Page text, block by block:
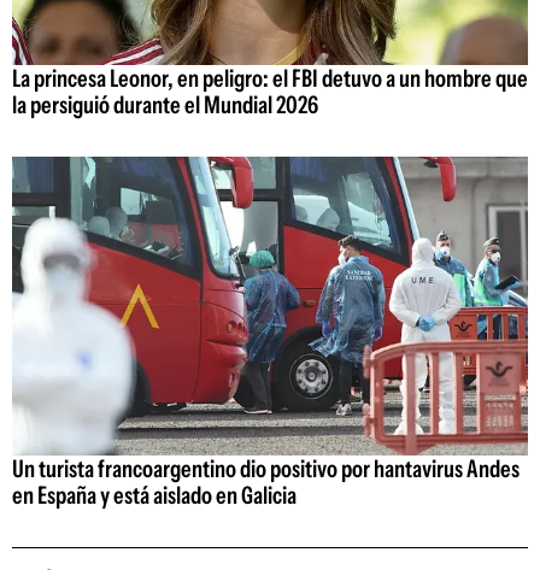
La princesa Leonor, en peligro: el FBI detuvo a un hombre que
la persiguió durante el Mundial 2026
Un turista francoargentino dio positivo por hantavirus Andes
en España y está aislado en Galicia